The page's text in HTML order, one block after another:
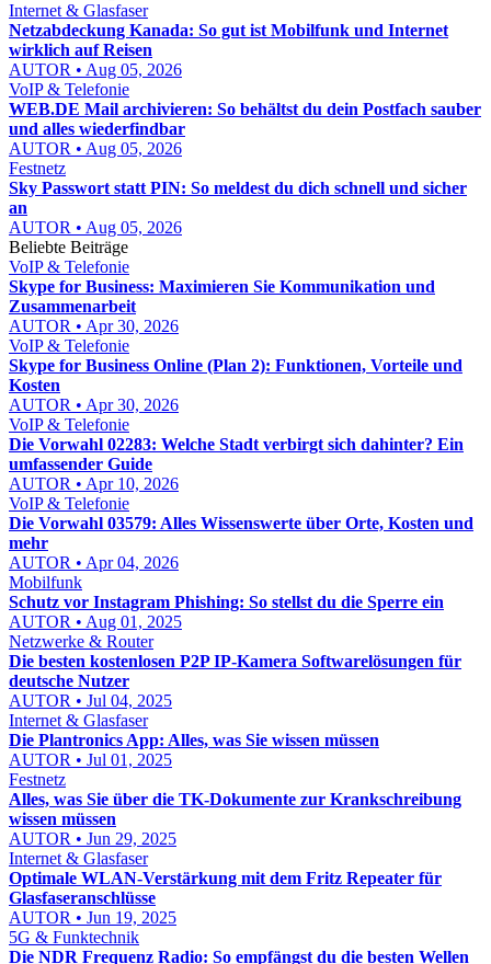
Internet & Glasfaser
Netzabdeckung Kanada: So gut ist Mobilfunk und Internet
wirklich auf Reisen
AUTOR • Aug 05, 2026
VoIP & Telefonie
WEB.DE Mail archivieren: So behältst du dein Postfach sauber
und alles wiederfindbar
AUTOR • Aug 05, 2026
Festnetz
Sky Passwort statt PIN: So meldest du dich schnell und sicher
an
AUTOR • Aug 05, 2026
Beliebte Beiträge
VoIP & Telefonie
Skype for Business: Maximieren Sie Kommunikation und
Zusammenarbeit
AUTOR • Apr 30, 2026
VoIP & Telefonie
Skype for Business Online (Plan 2): Funktionen, Vorteile und
Kosten
AUTOR • Apr 30, 2026
VoIP & Telefonie
Die Vorwahl 02283: Welche Stadt verbirgt sich dahinter? Ein
umfassender Guide
AUTOR • Apr 10, 2026
VoIP & Telefonie
Die Vorwahl 03579: Alles Wissenswerte über Orte, Kosten und
mehr
AUTOR • Apr 04, 2026
Mobilfunk
Schutz vor Instagram Phishing: So stellst du die Sperre ein
AUTOR • Aug 01, 2025
Netzwerke & Router
Die besten kostenlosen P2P IP-Kamera Softwarelösungen für
deutsche Nutzer
AUTOR • Jul 04, 2025
Internet & Glasfaser
Die Plantronics App: Alles, was Sie wissen müssen
AUTOR • Jul 01, 2025
Festnetz
Alles, was Sie über die TK-Dokumente zur Krankschreibung
wissen müssen
AUTOR • Jun 29, 2025
Internet & Glasfaser
Optimale WLAN-Verstärkung mit dem Fritz Repeater für
Glasfaseranschlüsse
AUTOR • Jun 19, 2025
5G & Funktechnik
Die NDR Frequenz Radio: So empfängst du die besten Wellen